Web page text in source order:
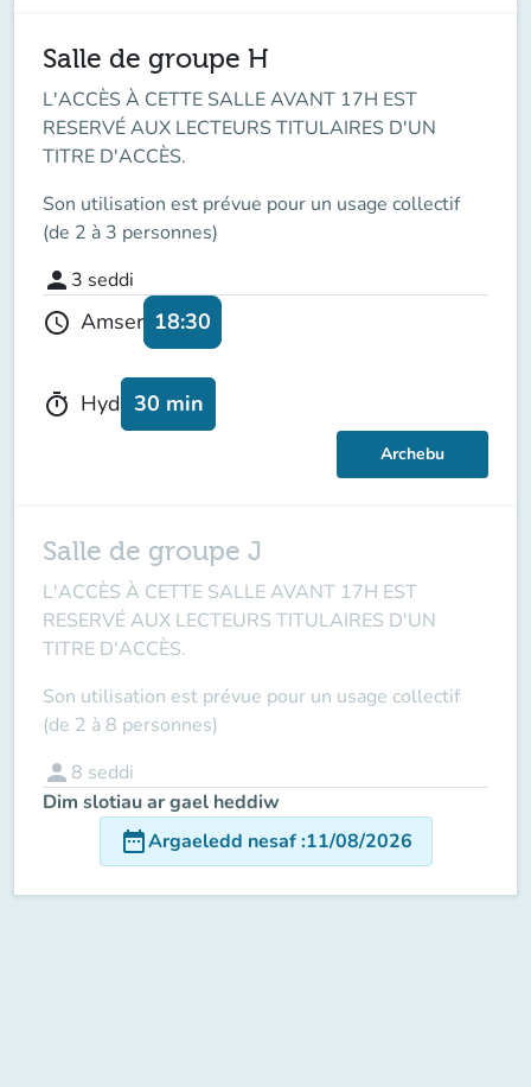
Salle de groupe H
L'ACCÈS À CETTE SALLE AVANT 17H EST
RESERVÉ AUX LECTEURS TITULAIRES D'UN
TITRE D'ACCÈS.
Son utilisation est prévue pour un usage collectif
(de 2 à 3 personnes)
person 3 seddi
schedule Amser 18:30
timer Hyd 30 min
Archebu
Salle de groupe J
L'ACCÈS À CETTE SALLE AVANT 17H EST
RESERVÉ AUX LECTEURS TITULAIRES D'UN
TITRE D'ACCÈS.
Son utilisation est prévue pour un usage collectif
(de 2 à 8 personnes)
person 8 seddi
Dim slotiau ar gael heddiw
date_rangeArgaeledd nesaf:11/08/2026